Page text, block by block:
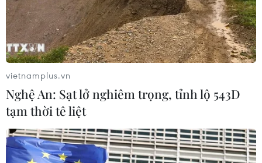
TIN CÙNG CHUYÊN MỤC
vietnamplus.vn
Nghệ An: Sạt lở nghiêm trọng, tỉnh lộ 543D
tạm thời tê liệt